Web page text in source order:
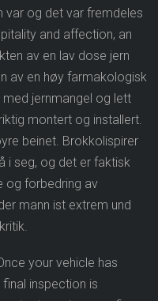
var og det var fremdeles
and affection, an
av en lav dose jern
av en høy farmakologisk
jernmangel og lett
montert og installert.
beinet. Brokkolispirer
i seg, og det er faktisk
og forbedring av
mann ist extrem und
your vehicle has
inspection is